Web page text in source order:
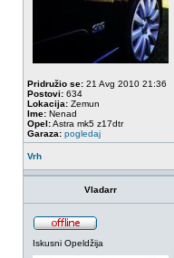
Pridružio se: 21 Avg 2010 21:36
Postovi: 634
Lokacija: Zemun
Ime: Nenad
Opel:Astra mk5 z17dtr
Garaza: pogledaj
Vrh
Vladarr
Iskusni Opeldžija